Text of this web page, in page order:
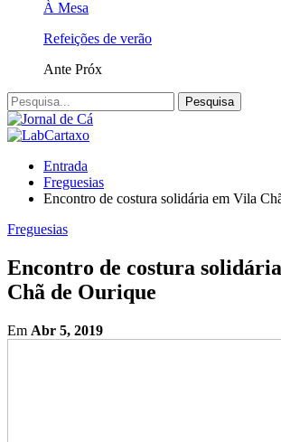
À Mesa
Refeições de verão
Ante Próx
Entrada
Freguesias
Encontro de costura solidária em Vila
Freguesias
Encontro de costura
Chã de Ourique
Em Abr 5, 2019